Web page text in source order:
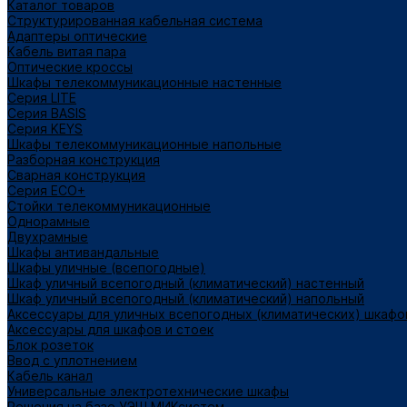
Каталог товаров
Структурированная кабельная система
Адаптеры оптические
Кабель витая пара
Оптические кроссы
Шкафы телекоммуникационные настенные
Cерия LITE
Cерия BASIS
Cерия KEYS
Шкафы телекоммуникационные напольные
Разборная конструкция
Сварная конструкция
Серия ECO+
Стойки телекоммуникационные
Однорамные
Двухрамные
Шкафы антивандальные
Шкафы уличные (всепогодные)
Шкаф уличный всепогодный (климатический) настенный
Шкаф уличный всепогодный (климатический) напольный
Аксессуары для уличных всепогодных (климатических)
Аксессуары для шкафов и стоек
Блок розеток
Ввод с уплотнением
Кабель канал
Универсальные электротехнические шкафы